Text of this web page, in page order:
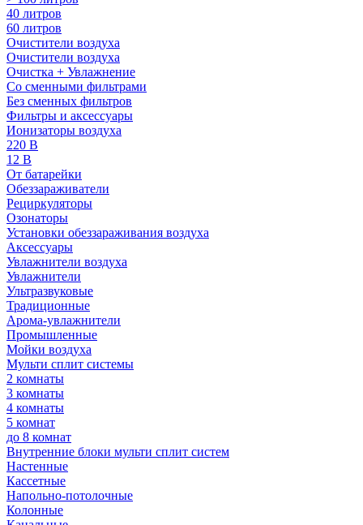
40 литров
60 литров
Очистители воздуха
Очистители воздуха
Очистка + Увлажнение
Cо сменными фильтрами
Без сменных фильтров
Фильтры и аксессуары
Ионизаторы воздуха
220 В
12 В
От батарейки
Обеззараживатели
Рециркуляторы
Озонаторы
Установки обеззараживания воздуха
Аксессуары
Увлажнители воздуха
Увлажнители
Ультразвуковые
Традиционные
Арома-увлажнители
Промышленные
Мойки воздуха
Мульти сплит системы
2 комнаты
3 комнаты
4 комнаты
5 комнат
до 8 комнат
Внутренние блоки мульти сплит систем
Настенные
Кассетные
Напольно-потолочные
Колонные